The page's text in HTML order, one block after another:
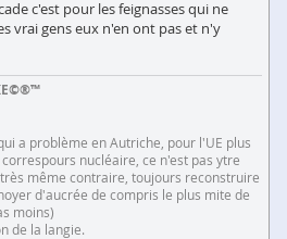
c'est pour les feignasses qui ne
vrai gens eux n'en ont pas et n'y
a problème en Autriche, pour l'UE plus
nucléaire, ce n'est pas ytre
même contraire, toujours reconstruire
d'aucrée de compris le plus mite de
moins)
de la langie.